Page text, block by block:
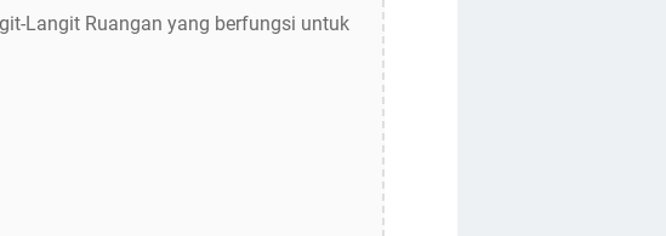
Langit Ruangan yang berfungsi untuk